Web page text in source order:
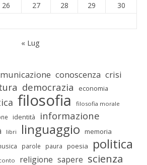
26 27 28 29
30
« Lug
conoscenza crisi
democrazia economia
filosofia filosofia morale
identità informazione
libri linguaggio memoria
parole paura poesia politica
religione sapere scienza